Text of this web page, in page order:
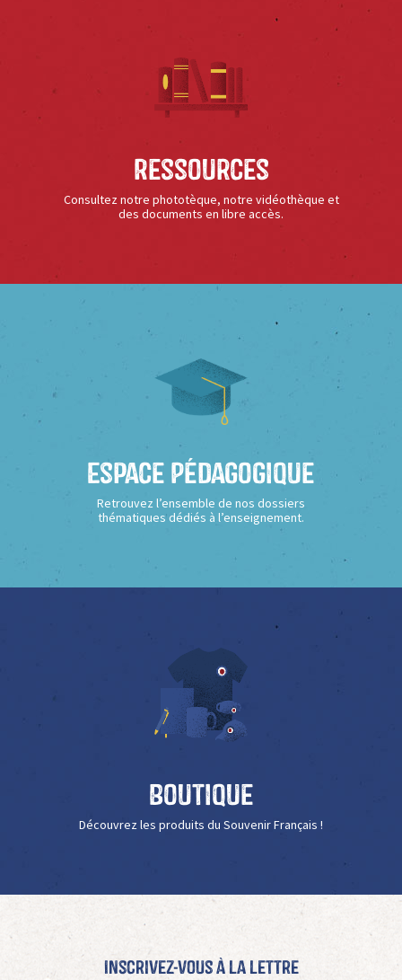
Ressources
Consultez notre phototèque, notre vidéothèque et
des documents en libre accès.
Espace Pédagogique
Retrouvez l’ensemble de nos dossiers
thématiques dédiés à l’enseignement.
Boutique
Découvrez les produits du Souvenir Français !
Inscrivez-vous à La Lettre